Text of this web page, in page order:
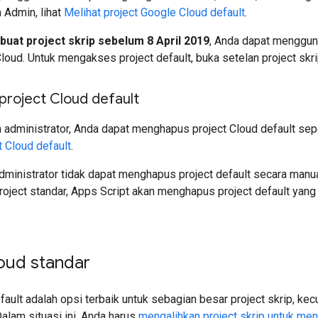
Admin, lihat Melihat project Google Cloud default.
project skrip sebelum 8 April 2019, Anda dapat
Untuk mengakses project default, buka setelan project
Cloud default
administrator, Anda dapat menghapus project Cloud default
Cloud default.
tidak dapat menghapus project default secara
standar, Apps Script akan menghapus project default
standar
adalah opsi terbaik untuk sebagian besar project skrip,